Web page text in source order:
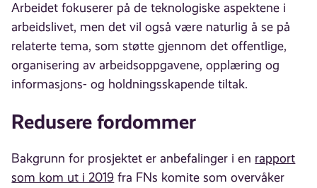
Arbeidet fokuserer på de teknologiske aspektene i
arbeidslivet, men det vil også være naturlig å se på
relaterte tema, som støtte gjennom det offentlige,
organisering av arbeidsoppgavene, opplæring og
informasjons- og holdningsskapende tiltak.
Redusere fordommer
Bakgrunn for prosjektet er anbefalinger i en rapport
som kom ut i 2019 fra FNs komite som overvåker